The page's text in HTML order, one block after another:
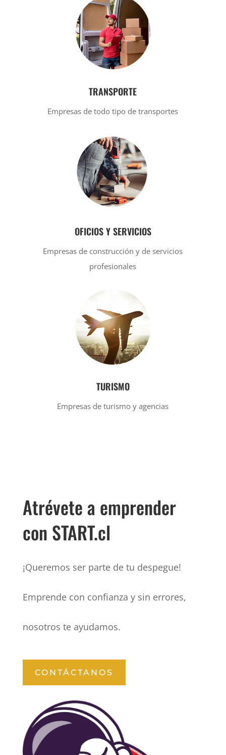
TRANSPORTE
Empresas de todo tipo de transportes
OFICIOS Y SERVICIOS
Empresas de construcción y de servicios
profesionales
TURISMO
Empresas de turismo y agencias
Atrévete a emprender
con START.cl
¡Queremos ser parte de tu despegue!
Emprende con confianza y sin errores,
nosotros te ayudamos.
CONTÁCTANOS